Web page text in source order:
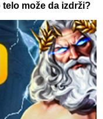
može da izdrži?